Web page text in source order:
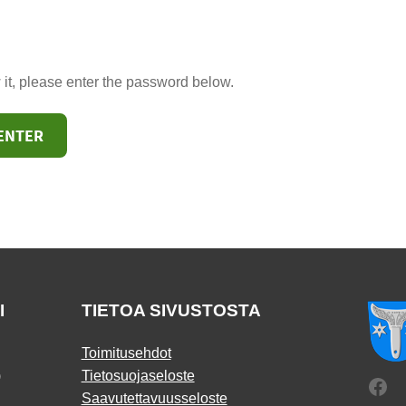
please enter the password below.
TIETOA SIVUSTOSTA
Toimitusehdot
Tietosuojaseloste
Saavutettavuusseloste